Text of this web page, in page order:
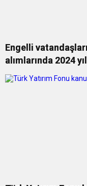
Engelli
alımlarında 2024